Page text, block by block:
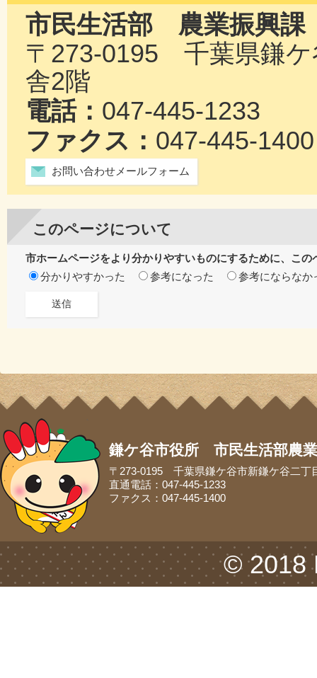
市民生活部 農業振興
〒273-0195 千葉県鎌
舎2階
電話： 047-445-1233
ファクス： 047-445-1400
お問い合わせメールフォーム
このページについて
市ホームページをより分かりやすいものにするために、こ
分かりやすかった
参考になった 参考にならなか
鎌ケ谷市役所 市民生活部農
〒273-0195 千葉県鎌ケ谷市新鎌ケ谷二丁
直通電話：047-445-1233
ファクス：047-445-1400
© 2018